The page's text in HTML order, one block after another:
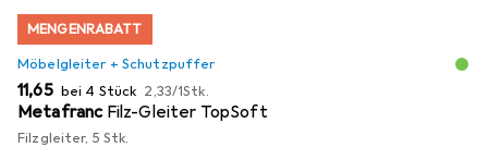
MENGENRABATT
Möbelgleiter + Schutzpuffer
EUR
11,65 bei 4 Stück EUR
2,33/1Stk.
Metafranc Filz-Gleiter TopSoft
Filzgleiter, 5 Stk.